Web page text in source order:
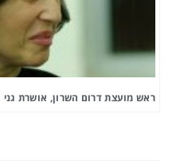
ראש מועצת דרום השרון, אושרת גני